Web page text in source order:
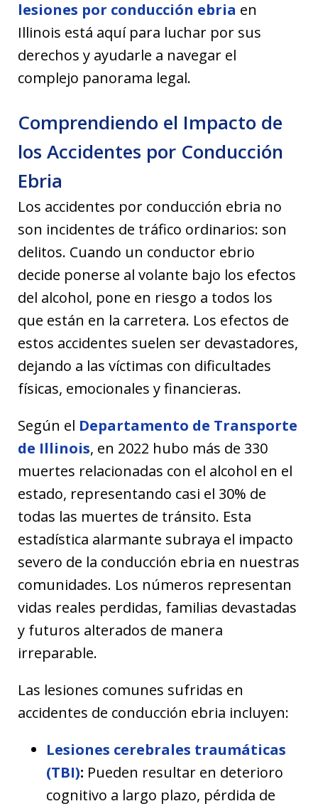
lesiones por conducción ebria en
Illinois está aquí para luchar por sus
derechos y ayudarle a navegar el
complejo panorama legal.
Comprendiendo el Impacto de
los Accidentes por Conducción
Ebria
Los accidentes por conducción ebria no
son incidentes de tráfico ordinarios: son
delitos. Cuando un conductor ebrio
decide ponerse al volante bajo los efectos
del alcohol, pone en riesgo a todos los
que están en la carretera. Los efectos de
estos accidentes suelen ser devastadores,
dejando a las víctimas con dificultades
físicas, emocionales y financieras.
Según el Departamento de Transporte
de Illinois, en 2022 hubo más de 330
muertes relacionadas con el alcohol en el
estado, representando casi el 30% de
todas las muertes de tránsito. Esta
estadística alarmante subraya el impacto
severo de la conducción ebria en nuestras
comunidades. Los números representan
vidas reales perdidas, familias devastadas
y futuros alterados de manera
irreparable.
Las lesiones comunes sufridas en
accidentes de conducción ebria incluyen:
Lesiones cerebrales traumáticas
(TBI): Pueden resultar en deterioro
cognitivo a largo plazo, pérdida de